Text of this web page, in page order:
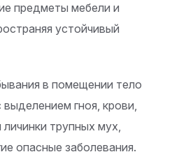
предметы мебели и
устойчивый
в помещении тело
выделением гноя, крови,
трупных мух,
опасные заболевания.